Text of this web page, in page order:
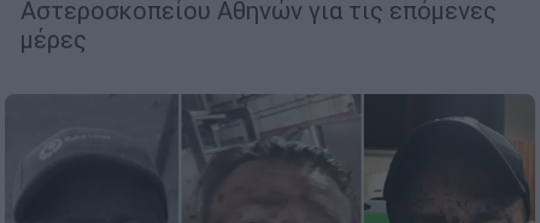
Αστεροσκοπείου Αθηνών για τις επόμενες
μέρες